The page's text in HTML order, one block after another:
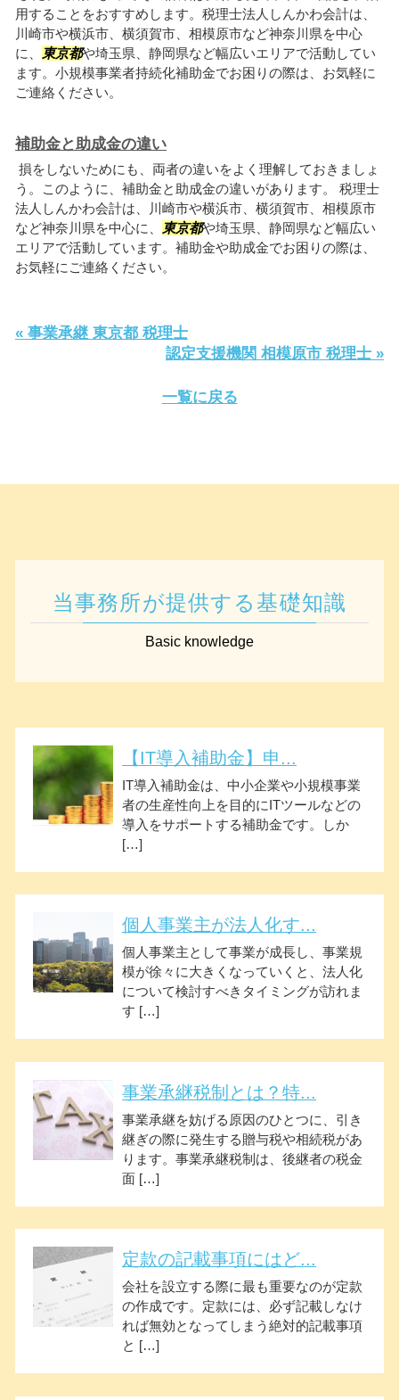
用することをおすすめします。税理士法人しんかわ会計は、
川崎市や横浜市、横須賀市、相模原市など神奈川県を中心
に、
東京都や埼玉県、静岡県など幅広いエリアで活動してい
ます。小規模事業者持続化補助金でお困りの際は、お気軽に
ご連絡ください。
補助金と助成金の違い
損をしないためにも、両者の違いをよく理解しておきましょ
う。このように、補助金と助成金の違いがあります。 税理士
法人しんかわ会計は、川崎市や横浜市、横須賀市、相模原市
など神奈川県を中心に、
東京都や埼玉県、静岡県など幅広い
エリアで活動しています。補助金や助成金でお困りの際は、
お気軽にご連絡ください。
« 事業承継 東京都 税理士
認定支援機関 相模原市 税理士 »
一覧に戻る
当事務所が提供する基礎知識
Basic knowledge
【IT導入補助金】申...
IT導入補助金は、中小企業や小規模事業
者の生産性向上を目的にITツールなどの
導入をサポートする補助金です。しか
[…]
個人事業主が法人化す...
個人事業主として事業が成長し、事業規
模が徐々に大きくなっていくと、法人化
について検討すべきタイミングが訪れま
す […]
事業承継税制とは？特...
事業承継を妨げる原因のひとつに、引き
継ぎの際に発生する贈与税や相続税があ
ります。事業承継税制は、後継者の税金
面 […]
定款の記載事項にはど...
会社を設立する際に最も重要なのが定款
の作成です。定款には、必ず記載しなけ
れば無効となってしまう絶対的記載事項
と […]